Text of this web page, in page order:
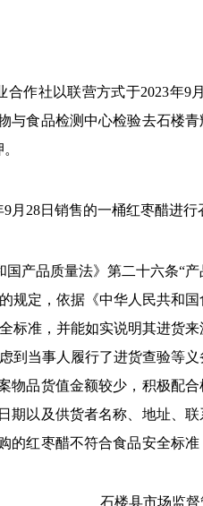
合作社 以联营方式于2023年9月
与食品检测中心检验去石楼青
月28日 销售的一桶红枣醋进行
国产品质量法》第二十六条“
规定，依据《中华人民共和
准，并能如实说明其进货来
到当事人履行了进货查验等
物品货值金额较少，积极配合
期以及供货者名称、地址、联
的红枣醋不符合食品安全标准
石楼县市场监督